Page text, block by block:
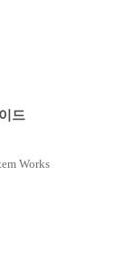
드
Works